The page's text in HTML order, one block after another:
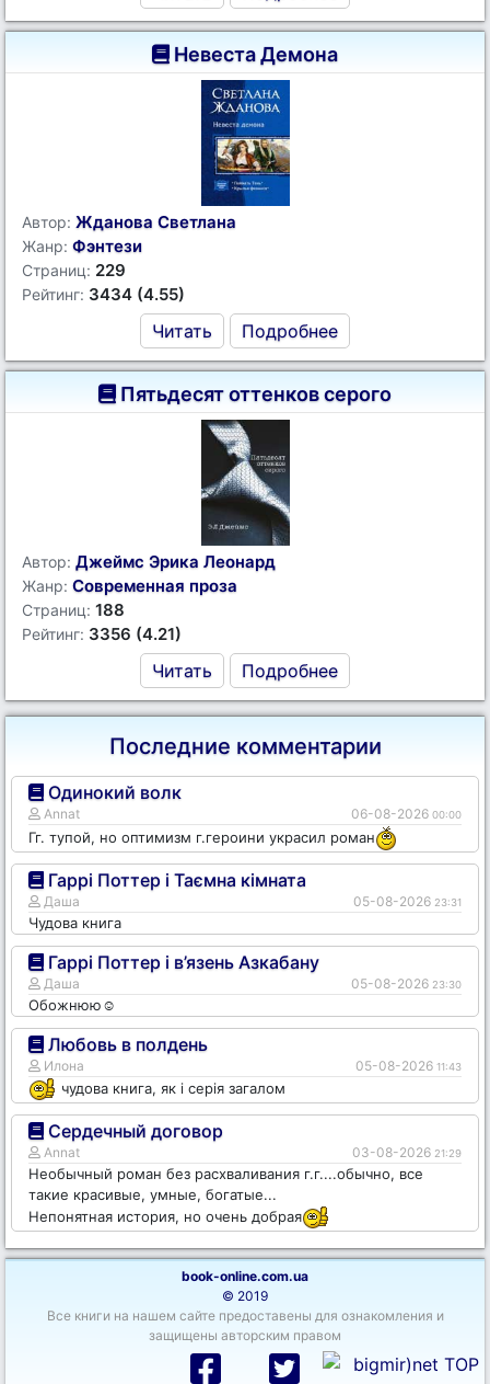
Невеста Демона
Автор: Жданова Светлана
Жанр: Фэнтези
Страниц: 229
Рейтинг: 3434 (4.55)
Читать Подробнее
Пятьдесят оттенков серого
Автор: Джеймс Эрика Леонард
Жанр: Современная проза
Страниц: 188
Рейтинг: 3356 (4.21)
Читать Подробнее
Последние комментарии
Одинокий волк
Annat 06-08-2026 00:00
Гг. тупой, но оптимизм г.героини украсил роман
Гаррі Поттер і Таємна кімната
Даша 05-08-2026 23:31
Чудова книга
Гаррі Поттер і в’язень Азкабану
Даша 05-08-2026 23:30
Обожнюю☺️
Любовь в полдень
Илона 05-08-2026 11:43
чудова книга, як і серія загалом
Сердечный договор
Annat 03-08-2026 21:29
Необычный роман без расхваливания г.г....обычно, все
такие красивые, умные, богатые...
Непонятная история, но очень добрая
book-online.com.ua
© 2019
Все книги на нашем сайте предоставены для ознакомления и
защищены авторским правом